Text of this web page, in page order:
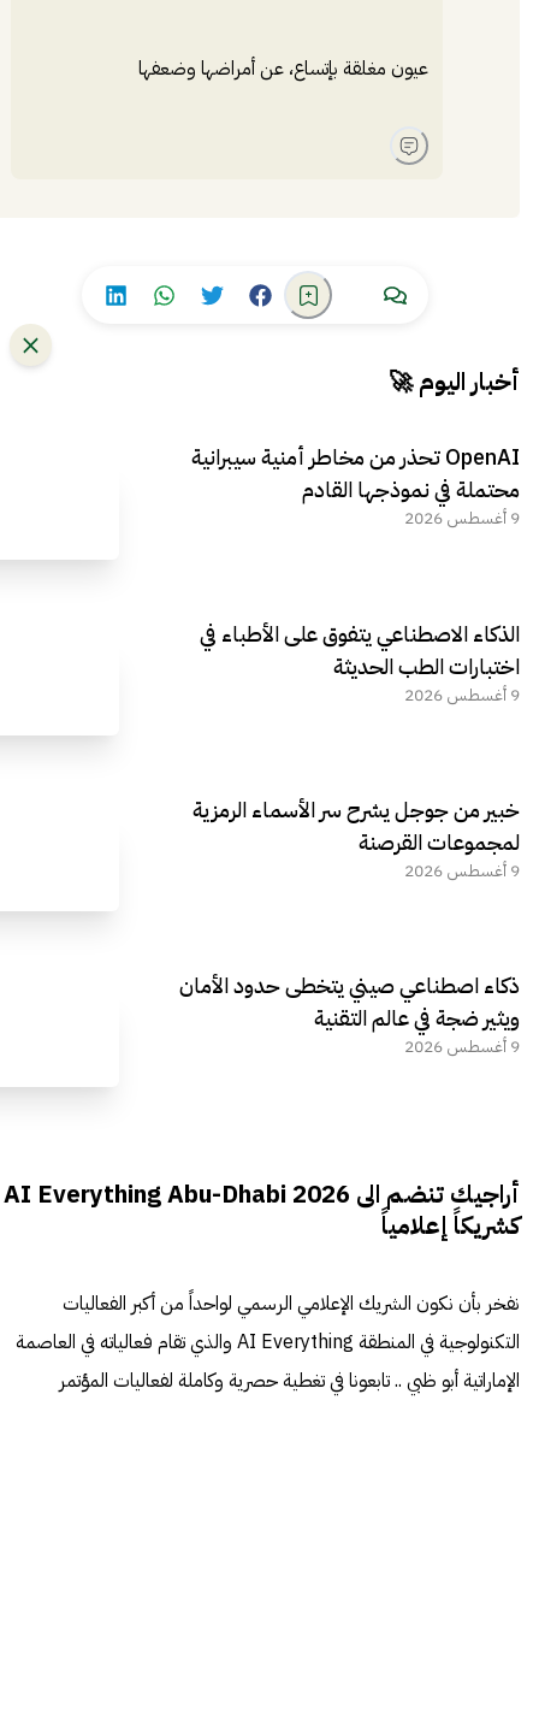
عيون مغلقة بإتساع، عن أمراضها وضعفها
أخبار اليوم 🚀
OpenAI تحذر من مخاطر أمنية سيبرانية
محتملة في نموذجها القادم
9 أغسطس 2026
الذكاء الاصطناعي يتفوق على الأطباء في
اختبارات الطب الحديثة
9 أغسطس 2026
خبير من جوجل يشرح سر الأسماء الرمزية
لمجموعات القرصنة
9 أغسطس 2026
ذكاء اصطناعي صيني يتخطى حدود الأمان
ويثير ضجة في عالم التقنية
9 أغسطس 2026
أراجيك تنضم الى AI Everything Abu-Dhabi 2026
كشريكاً إعلامياً
نفخر بأن نكون الشريك الإعلامي الرسمي لواحداً من أكبر الفعاليات
التكنولوجية في المنطقة AI Everything والذي تقام فعالياته في العاصمة
الإماراتية أبو ظبي .. تابعونا في تغطية حصرية وكاملة لفعاليات المؤتمر